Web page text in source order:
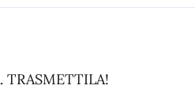
TRASMETTILA!